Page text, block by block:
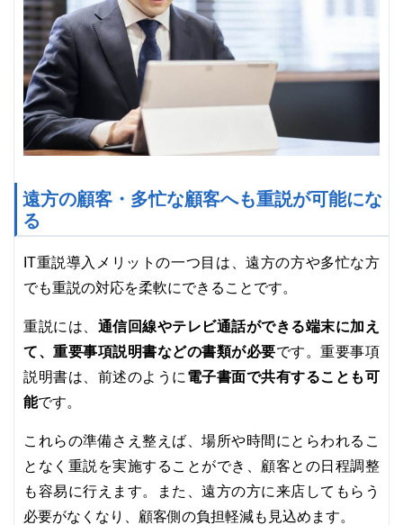
遠方の顧客・多忙な顧客へも重説が可能にな
る
IT重説導入メリットの一つ目は、遠方の方や多忙な方
でも重説の対応を柔軟にできることです。
重説には、 通信回線やテレビ通話ができる端末に加え
て、重要事項説明書などの書類が必要です。重要事項
説明書は、前述のように 電子書面で共有することも可
能です。
これらの準備さえ整えば、場所や時間にとらわれるこ
となく重説を実施することができ、顧客との日程調整
も容易に行えます。また、遠方の方に来店してもらう
必要がなくなり、顧客側の負担軽減も見込めます。